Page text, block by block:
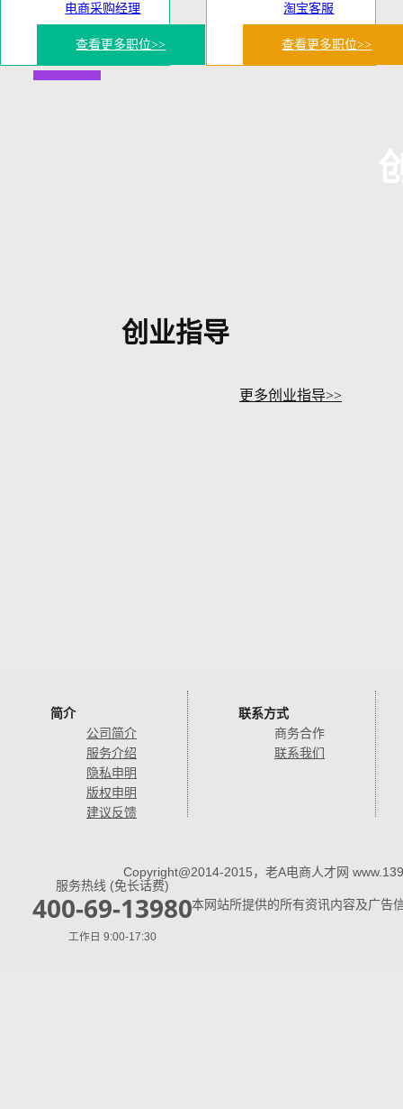
电商采购经理
查看更多职位>>
淘宝客服
查看更多职位>>
查看更多职位>>
创业指导
更多创业指导>>
简介
公司简介
服务介绍
隐私申明
版权申明
建议反馈
联系方式
商务合作
联系我们
服务热线 (免长话费)
400-69-13980
工作日 9:00-17:30
Copyright@2014-2015，老A电商人才网
本网站所提供的所有资讯内容及广告